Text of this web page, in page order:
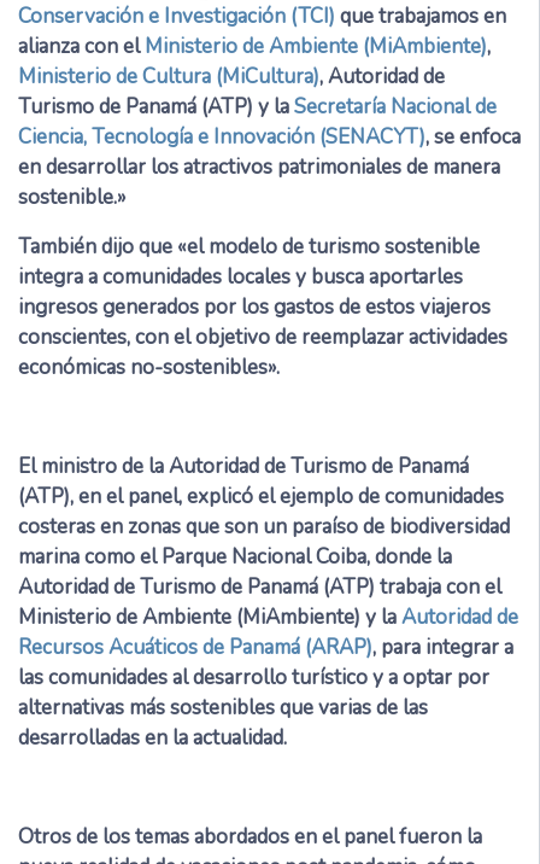
Conservación e Investigación (TCI) que trabajamos en
alianza con elMinisterio de Ambiente (MiAmbiente),
Ministerio de Cultura (MiCultura), Autoridad de
Turismo de Panamá (ATP) y laSecretaría Nacional de
Ciencia, Tecnología e Innovación (SENACYT), se enfoca
en desarrollar los atractivos patrimoniales de manera
sostenible.»
También dijo que «el modelo de turismo sostenible
integra a comunidades locales y busca aportarles
ingresos generados por los gastos de estos viajeros
conscientes, con el objetivo de reemplazar actividades
económicas no-sostenibles».
El ministro de la Autoridad de Turismo de Panamá
(ATP), en el panel, explicó el ejemplo de comunidades
costeras en zonas que son un paraíso de biodiversidad
marina como el Parque Nacional Coiba, donde la
Autoridad de Turismo de Panamá (ATP) trabaja con el
Ministerio de Ambiente (MiAmbiente) y laAutoridad de
Recursos Acuáticos de Panamá (ARAP), para integrar a
las comunidades al desarrollo turístico y a optar por
alternativas más sostenibles que varias de las
desarrolladas en la actualidad.
Otros de los temas abordados en el panel fueron la